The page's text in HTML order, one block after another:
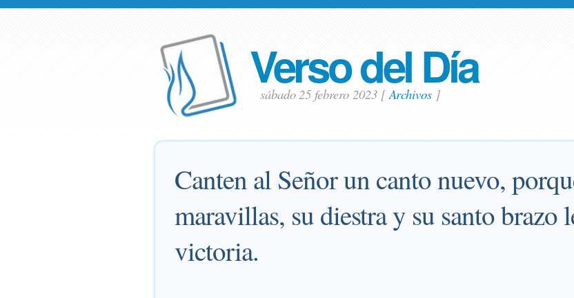
Verso del Día
sábado 25 febrero 2023 [Archivos]
Canten al Señor un canto nuevo,
maravillas, su diestra y su santo brazo
victoria.